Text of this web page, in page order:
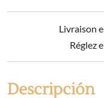
VICKIE
cantidad
Livraison
Réglez
Descripción